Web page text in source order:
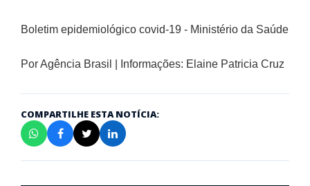
Boletim epidemiológico covid-19 - Ministério da Saúde
Por Agência Brasil | Informações: Elaine Patricia Cruz
COMPARTILHE ESTA NOTÍCIA: